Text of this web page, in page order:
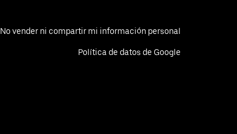
No vender ni compartir mi información personal
Política de datos de Google